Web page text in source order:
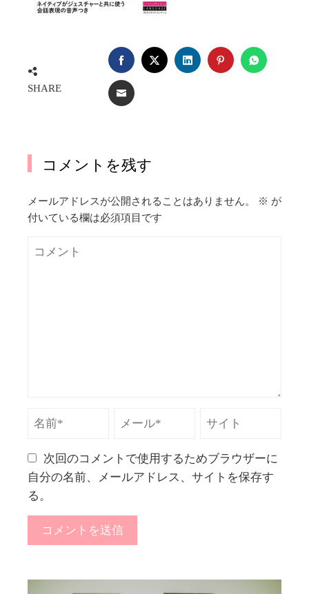
SHARE
FACEBOOKTWITTERLINKEDINPINTEREST
EMAIL
コメントを残す
メールアドレスが公開されることはありません。 ※ が
付いている欄は必須項目です
次回のコメントで使用するためブラウザーに
自分の名前、メールアドレス、サイトを保存す
る。